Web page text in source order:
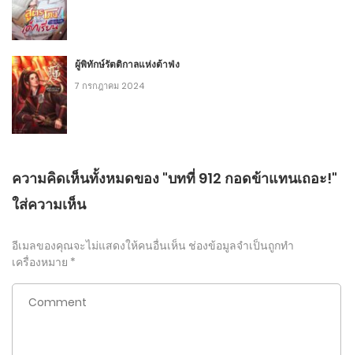
ผู้พิทักษ์รัตติกาลแห่งต้าฟ่ง
7 กรกฎาคม 2024
ความคิดเห็นทั้งหมดของ "บทที่ 912 กอดข้าแทนเถอะ!"
ใส่ความเห็น
อีเมลของคุณจะไม่แสดงให้คนอื่นเห็น ช่องข้อมูลจำเป็นถูกทำ
เครื่องหมาย *